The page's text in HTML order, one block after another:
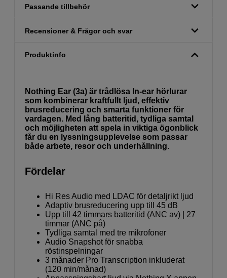
Passande tillbehör
Recensioner & Frågor och svar
Produktinfo
Nothing Ear (3a) är trådlösa In-ear hörlurar
som kombinerar kraftfullt ljud, effektiv
brusreducering och smarta funktioner för
vardagen. Med lång batteritid, tydliga samtal
och möjligheten att spela in viktiga ögonblick
får du en lyssningsupplevelse som passar
både arbete, resor och underhållning.
Fördelar
Hi Res Audio med LDAC för detaljrikt ljud
Adaptiv brusreducering upp till 45 dB
Upp till 42 timmars batteritid (ANC av) | 27
timmar (ANC på)
Tydliga samtal med tre mikrofoner
Audio Snapshot för snabba
röstinspelningar
3 månader Pro Transcription inkluderat
(120 min/månad)